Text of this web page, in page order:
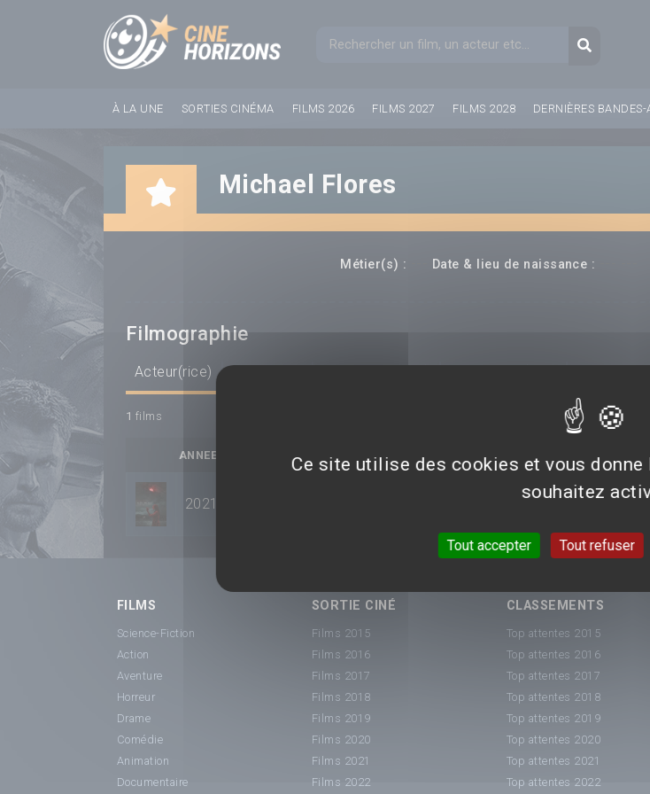
Formulaire de rechercheRecherche
À LA UNE SORTIES CINÉMA FILMS 2026 FILMS 2027 FILMS 2028 DERNIÈRES
Michael Flores
Métier(s) : Date & lieu de naissance :
Filmographie
Acteur(rice)
1 films
ANNEE
2021
FILMS
Science-Fiction
Action
Aventure
Horreur
Drame
Comédie
Animation
Documentaire
SORTIE CINÉ
Films 2015
Films 2016
Films 2017
Films 2018
Films 2019
Films 2020
Films 2021
Films 2022
CLASSEMENTS
Top attentes 2015
Top attentes 2016
Top attentes 2017
Top attentes 2018
Top attentes 2019
Top attentes 2020
Top attentes 2021
Top attentes 2022
Panneau de gestion des cookies
Ce site utilise des cookies et vous
souhaitez
Tout accepter Tout refuser